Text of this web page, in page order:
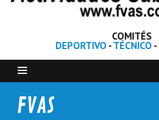
COMITÉS
DEPORTIVO -TÉCNICO -
FVAS